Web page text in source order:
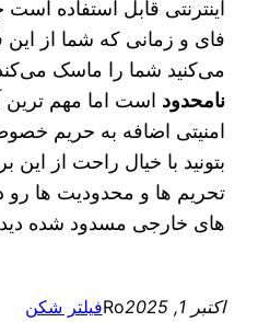
اینترنتی قابل استفاده
فای و زمانی که شما از این
می‌کنید شما را ماسک
نامحدود است اما مهم ترین
امنیتی اضافه به حریم
بتونید با خیال راحت از این
تحریم ها و محدودیت ها رو
های خارجی مسدود شده
اکتبر 1, 2025 Roفیلتر شکن